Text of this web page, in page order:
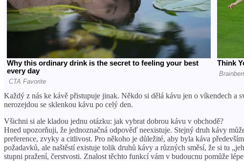
Každý z nás ke kávě přistupuje jinak. Někdo si dělá kávu jen o víkendech a
nerozejdou se sklenkou kávu po celý den.
Všichni si ale kladou jednu otázku: jak vybrat dobrou kávu v obchodě?
Hned upozorňuji, že jednoznačná odpověď neexistuje. Stejný druh kávy
preference, zvyky a citlivost. Pro někoho je důležité, aby byla káva
požadavků, ale naštěstí existuje tolik druhů kávy a různých směsí, že si tu
stupni pražení, čerstvosti. Znalost těchto funkcí vám v budoucnu pomůže